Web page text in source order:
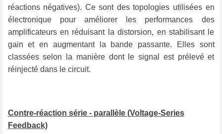
réactions négatives). Ce sont des topologies utilisées en
électronique pour améliorer les performances des
amplificateurs en réduisant la distorsion, en stabilisant le
gain et en augmentant la bande passante. Elles sont
classées selon la manière dont le signal est prélevé et
réinjecté dans le circuit.
Contre-réaction série - parallèle (Voltage-Series
Feedback)